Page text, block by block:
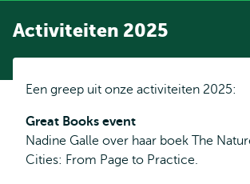
Activiteiten 2025
Een greep uit onze activiteiten 2025:
Great Books event
Nadine Galle over haar boek The
Cities: From Page to Practice.